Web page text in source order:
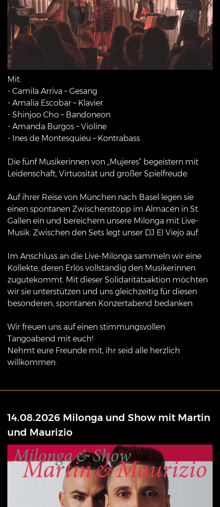
Mit:
- Camila Arriva – Gesang
- Amalia Escobar – Klavier
- Shinjoo Cho – Bandoneon
- Amanda Burgos – Violine
- Ines de Montesquieu – Kontrabass
Die fünf Musikerinnen von „Mujeres“ begeistern mit
Leidenschaft, Virtuosität und großer Spielfreude.
Auf ihrer Reise von München nach Basel legen sie
einen spontanen Zwischenstopp im Almacén in St.
Gallen ein und bereichern unsere Milonga mit Live-
Musik. Zwischen den Sets legt unser DJ El Viejo auf.
Im Anschluss an die Live-Milonga sammeln wir eine
Kollekte, deren Erlös vollständig den Musikerinnen
zugutekommt. Mit dieser Solidaritätsaktion möchten
wir sie unterstützen und uns gleichzeitig für diesen
besonderen, spontanen Konzertabend bedanken.
Wir freuen uns auf einen stimmungsvollen
Tangoabend mit euch!
Nehmt eure Freunde mit, ihr seid alle herzlich
willkommen.
14.08.2026 Milonga und Show mit Martin
und Maurizio